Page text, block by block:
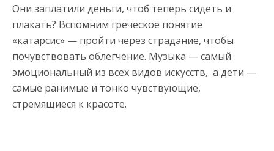
Они заплатили деньги, чтоб теперь сидеть и
плакать? Вспомним греческое понятие
«катарсис» — пройти через страдание, чтобы
почувствовать облегчение. Музыка — самый
эмоциональный из всех видов искусств, а дети —
самые ранимые и тонко чувствующие,
стремящиеся к красоте.